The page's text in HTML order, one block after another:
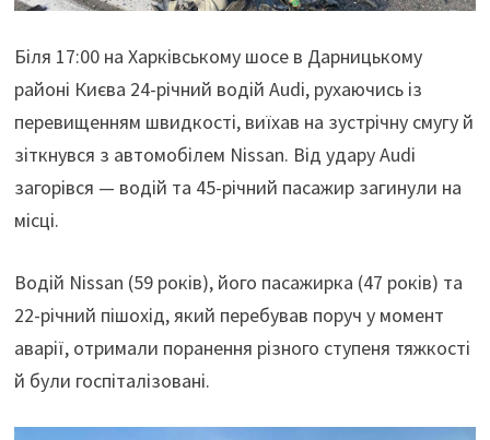
Біля 17:00 на Харківському шосе в Дарницькому
районі Києва 24-річний водій Audi, рухаючись із
перевищенням швидкості, виїхав на зустрічну смугу й
зіткнувся з автомобілем Nissan. Від удару Audi
загорівся — водій та 45-річний пасажир загинули на
місці.
Водій Nissan (59 років), його пасажирка (47 років) та
22-річний пішохід, який перебував поруч у момент
аварії, отримали поранення різного ступеня тяжкості
й були госпіталізовані.